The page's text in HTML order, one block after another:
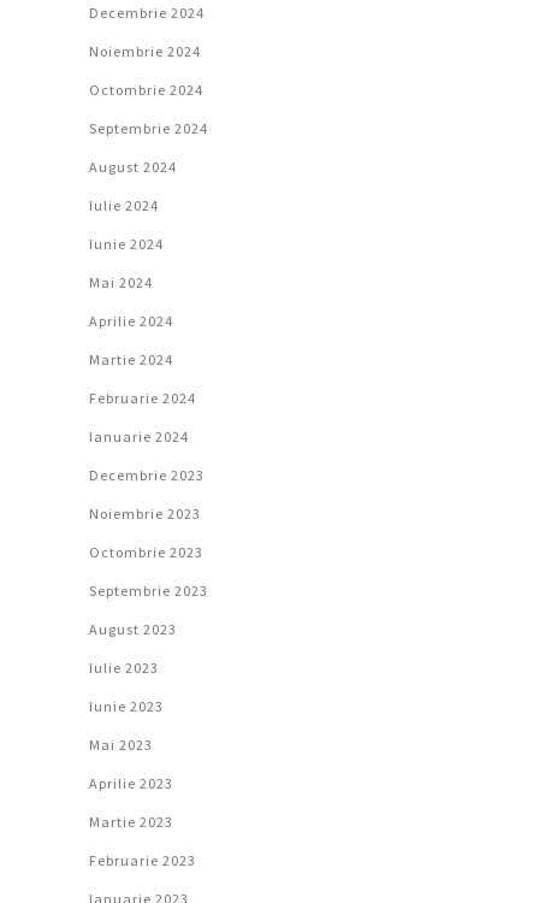
Decembrie 2024
Noiembrie 2024
Octombrie 2024
Septembrie 2024
August 2024
Iulie 2024
Iunie 2024
Mai 2024
Aprilie 2024
Martie 2024
Februarie 2024
Ianuarie 2024
Decembrie 2023
Noiembrie 2023
Octombrie 2023
Septembrie 2023
August 2023
Iulie 2023
Iunie 2023
Mai 2023
Aprilie 2023
Martie 2023
Februarie 2023
Ianuarie 2023